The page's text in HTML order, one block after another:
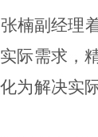
楠副经
际需求
为解决实